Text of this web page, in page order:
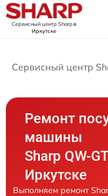
Сервисный центр Sharpв
Иркутске
Сервисный центр
Ремонт
машины
Sharp QW-
Иркутске
Выполняем ремонт